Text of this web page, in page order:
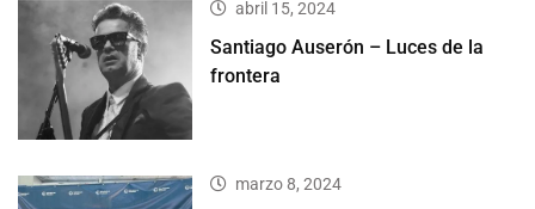
abril 15, 2024
Santiago Auserón – Luces de la
frontera
marzo 8, 2024